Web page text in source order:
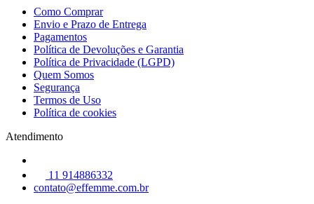
Como Comprar
Envio e Prazo de Entrega
Pagamentos
Política de Devoluções e Garantia
Política de Privacidade (LGPD)
Quem Somos
Segurança
Termos de Uso
Política de cookies
Atendimento
11 914886332
contato@effemme.com.br